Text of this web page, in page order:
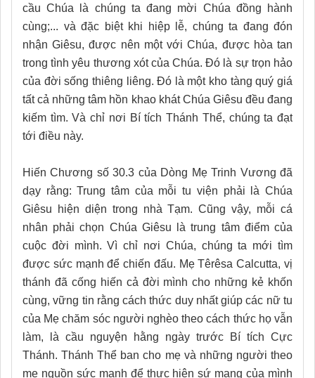
cầu Chúa là chúng ta đang mời Chúa đồng hành
cùng;... và đặc biệt khi hiệp lễ, chúng ta đang đón
nhận Giêsu, được nên một với Chúa, được hòa tan
trong tình yêu thương xót của Chúa. Đó là sự trọn hảo
của đời sống thiêng liêng. Đó là một kho tàng quý giá
tất cả những tâm hồn khao khát Chúa Giêsu đều đang
kiếm tìm. Và chỉ nơi Bí tích Thánh Thể, chúng ta đạt
tới điều này.
Hiến Chương số 30.3 của Dòng Mẹ Trinh Vương đã
dạy rằng: Trung tâm của mỗi tu viện phải là Chúa
Giêsu hiện diện trong nhà Tạm. Cũng vậy, mỗi cá
nhân phải chọn Chúa Giêsu là trung tâm điểm của
cuộc đời mình. Vì chỉ nơi Chúa, chúng ta mới tìm
được sức mạnh để chiến đấu. Mẹ Têrêsa Calcutta, vị
thánh đã cống hiến cả đời mình cho những kẻ khốn
cùng, vững tin rằng cách thức duy nhất giúp các nữ tu
của Mẹ chăm sóc người nghèo theo cách thức họ vẫn
làm, là cầu nguyện hằng ngày trước Bí tích Cực
Thánh. Thánh Thể ban cho mẹ và những người theo
mẹ nguồn sức mạnh để thực hiện sứ mạng của mình